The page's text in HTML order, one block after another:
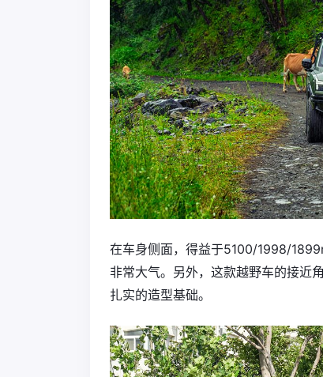
在车身侧面，得益于5100/1998/
非常大气。另外，这款越野车的接近
扎实的造型基础。